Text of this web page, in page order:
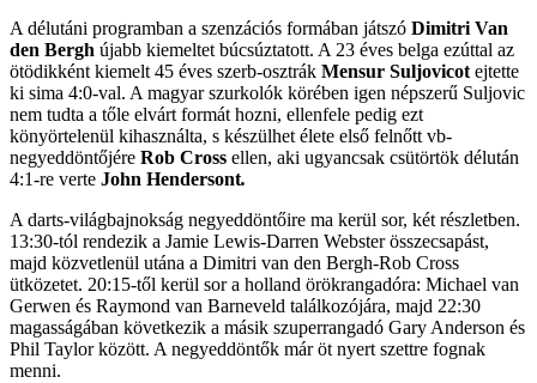
A délutáni programban a szenzációs formában játszó Dimitri Van
den Bergh újabb kiemeltet búcsúztatott. A 23 éves belga ezúttal az
ötödikként kiemelt 45 éves szerb-osztrák Mensur Suljovicot ejtette
ki sima 4:0-val. A magyar szurkolók körében igen népszerű Suljovic
nem tudta a tőle elvárt formát hozni, ellenfele pedig ezt
könyörtelenül kihasználta, s készülhet élete első felnőtt vb-
negyeddöntőjére Rob Cross ellen, aki ugyancsak csütörtök délután
4:1-re verte John Hendersont.
A darts-világbajnokság negyeddöntőire ma kerül sor, két részletben.
13:30-tól rendezik a Jamie Lewis-Darren Webster összecsapást,
majd közvetlenül utána a Dimitri van den Bergh-Rob Cross
ütközetet. 20:15-től kerül sor a holland örökrangadóra: Michael van
Gerwen és Raymond van Barneveld találkozójára, majd 22:30
magasságában következik a másik szuperrangadó Gary Anderson és
Phil Taylor között. A negyeddöntők már öt nyert szettre fognak
menni.